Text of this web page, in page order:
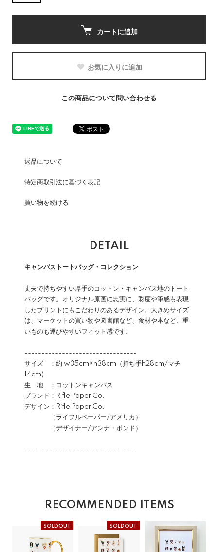
カートに追加
お気に入りに追加
この商品について問い合わせる
返品について
特定商取引法に基づく表記
買い物を続ける
DETAIL
キャンバストートバッグ・コレクション
丈夫で持ちやすい厚手のコットン・キャンバス地のトート
バッグです。オリジナル原画に忠実に、彩度や筆感も表現
したプリントにもこだわりのあるデザイン。大きめサイズ
は、マーケットの買い物や図書館など、食材や本など、重
いものも運びやすいフィット感です。
---------------------------------
サイズ ：約 w35cm×h38cm（持ち手h28cm/マチ
14cm)
生 地 ：コットンキャンバス
ブランド：Rifle Paper Co.
デザイン：Rifle Paper Co.
（ライフルペーパー/アメリカ）
（デザイナー/アンナ・ボンド）
---------------------------------
RECOMMENDED ITEMS
SOLDOUT SOLDOUT